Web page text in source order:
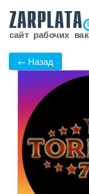
← Назад